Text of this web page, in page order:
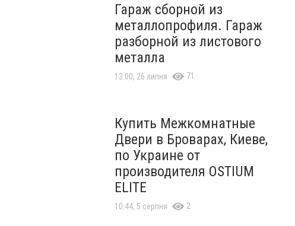
Гараж сборной из
металлопрофиля. Гараж
разборной из листового
металла
13:00, 26 липня 71
Купить Межкомнатные
Двери в Броварах, Киеве,
по Украине от
производителя OSTIUM
ELITE
10:44, 5 серпня 2